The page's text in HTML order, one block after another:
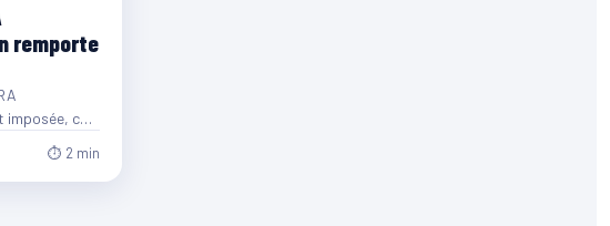
remporte
ce
la 7ᵉ étape
⏱ 2 min